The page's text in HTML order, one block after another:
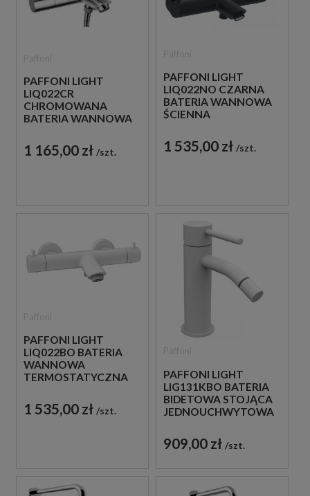
PAFFONI LIGHT
LIQ022CR
CHROMOWANA
BATERIA WANNOWA
TERMOSTATYCZNA
1 165,00 zł szt.
PAFFONI LIGHT
LIQ022NO CZARNA
BATERIA WANNOWA
ŚCIENNA
1 535,00 zł szt.
PAFFONI LIGHT
LIQ022BO BATERIA
WANNOWA
TERMOSTATYCZNA
1 535,00 zł szt.
PAFFONI LIGHT
LIG131KBO BATERIA
BIDETOWA STOJĄCA
JEDNOUCHWYTOWA
909,00 zł szt.